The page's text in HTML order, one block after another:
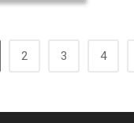
2 3 4